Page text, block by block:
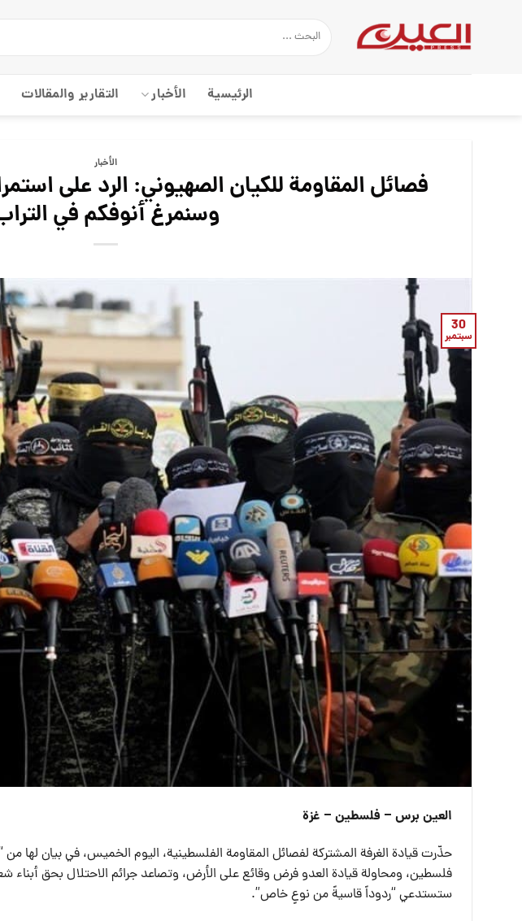
الرئيسية الأخبار التقارير والمقالات
الأخبار
فصائل المقاومة للكيان الصهيوني: الرد على
وسنمرغ أنوفكم في
30
سبتمبر
العين برس – فلسطين – غزة
حذّرت قيادة الغرفة المشتركة لفصائل المقاومة الفلسطينية، اليوم الخميس، في بيان لها
فلسطين، ومحاولة قيادة العدو فرض وقائع على الأرض، وتصاعد جرائم الاحتلال بحق أبناء شعبنا
ستستدعي “ردوداً قاسيةً من نوعٍ خاص”.